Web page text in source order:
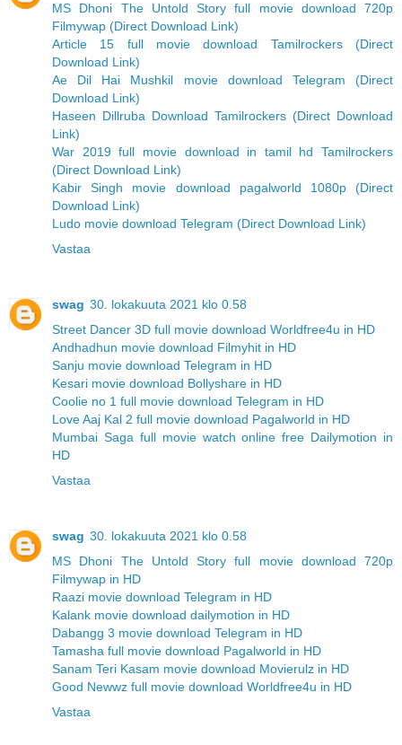
MS Dhoni The Untold Story full movie download 720p
Filmywap (Direct Download Link)
Article 15 full movie download Tamilrockers (Direct
Download Link)
Ae Dil Hai Mushkil movie download Telegram (Direct
Download Link)
Haseen Dillruba Download Tamilrockers (Direct Download
Link)
War 2019 full movie download in tamil hd Tamilrockers
(Direct Download Link)
Kabir Singh movie download pagalworld 1080p (Direct
Download Link)
Ludo movie download Telegram (Direct Download Link)
Vastaa
swag 30. lokakuuta 2021 klo 0.58
Street Dancer 3D full movie download Worldfree4u in HD
Andhadhun movie download Filmyhit in HD
Sanju movie download Telegram in HD
Kesari movie download Bollyshare in HD
Coolie no 1 full movie download Telegram in HD
Love Aaj Kal 2 full movie download Pagalworld in HD
Mumbai Saga full movie watch online free Dailymotion in
HD
Vastaa
swag 30. lokakuuta 2021 klo 0.58
MS Dhoni The Untold Story full movie download 720p
Filmywap in HD
Raazi movie download Telegram in HD
Kalank movie download dailymotion in HD
Dabangg 3 movie download Telegram in HD
Tamasha full movie download Pagalworld in HD
Sanam Teri Kasam movie download Movierulz in HD
Good Newwz full movie download Worldfree4u in HD
Vastaa